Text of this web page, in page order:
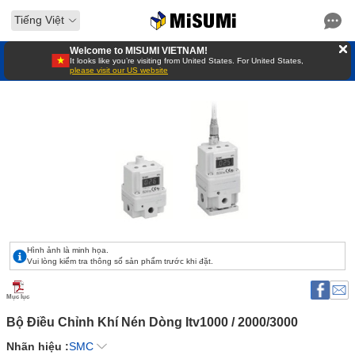
Tiếng Việt
Welcome to MISUMI VIETNAM!
It looks like you’re visiting from United States. For United States,
please visit our US website
Hình ảnh là minh họa.
Vui lòng kiểm tra thông số sản phẩm trước khi đặt.
Mục lục
Bộ Điều Chỉnh Khí Nén Dòng Itv1000 / 2000/3000
Nhãn hiệu :SMC